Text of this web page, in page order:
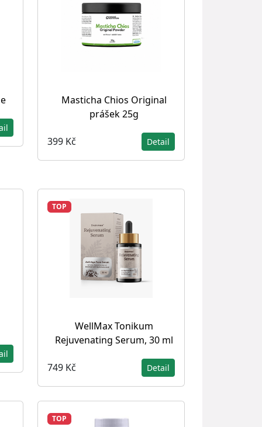
Masticha Chios Original
prášek 25g
399 Kč Detail
TOP
WellMax Tonikum
Rejuvenating Serum, 30 ml
749 Kč Detail
TOP